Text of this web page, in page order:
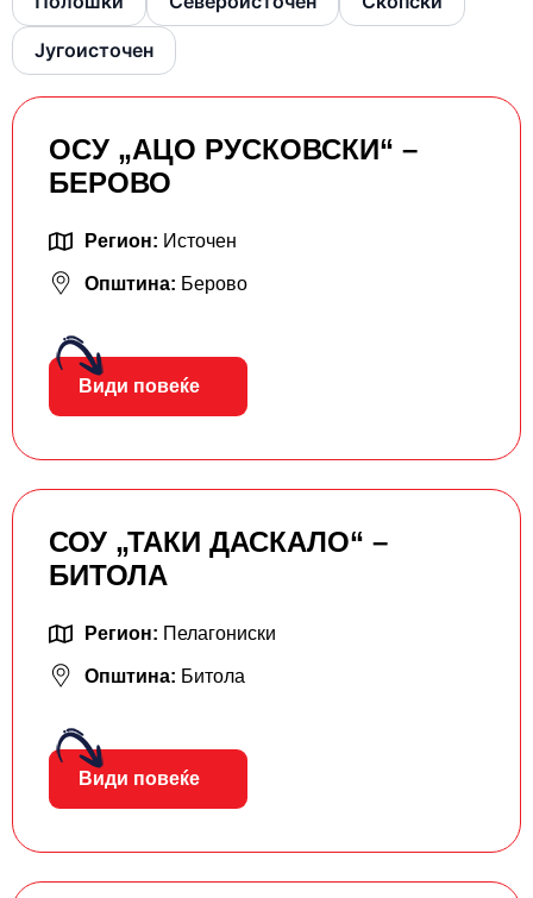
Југоисточен
ОСУ „АЦО РУСКОВСКИ“ –
БЕРОВО
Регион: Источен
Општина: Берово
Види повеќе
СОУ „ТАКИ ДАСКАЛО“ –
БИТОЛА
Регион: Пелагониски
Општина: Битола
Види повеќе